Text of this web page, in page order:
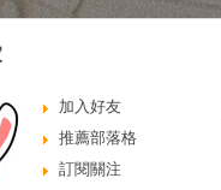
加入好友
推薦部落格
訂閱關注